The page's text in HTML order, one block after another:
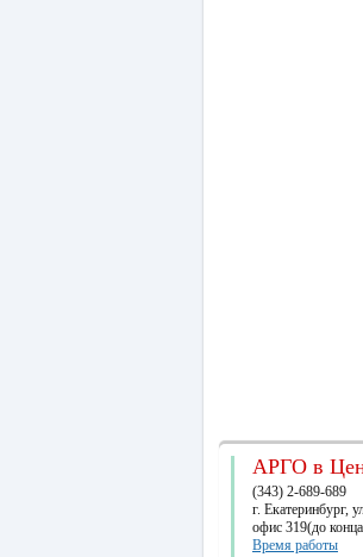
АРГО в
(343) 2-689-689
г. Екатеринбург,
офис 319(до
Время работы